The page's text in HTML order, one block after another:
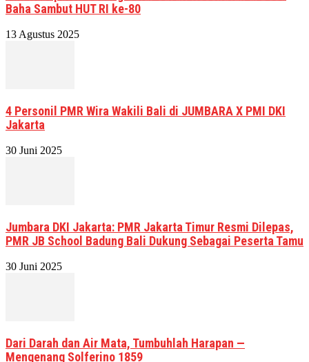
Baha Sambut HUT RI ke-80
13 Agustus 2025
4 Personil PMR Wira Wakili Bali di JUMBARA X PMI DKI
Jakarta
30 Juni 2025
Jumbara DKI Jakarta: PMR Jakarta Timur Resmi Dilepas,
PMR JB School Badung Bali Dukung Sebagai Peserta Tamu
30 Juni 2025
Dari Darah dan Air Mata, Tumbuhlah Harapan —
Mengenang Solferino 1859